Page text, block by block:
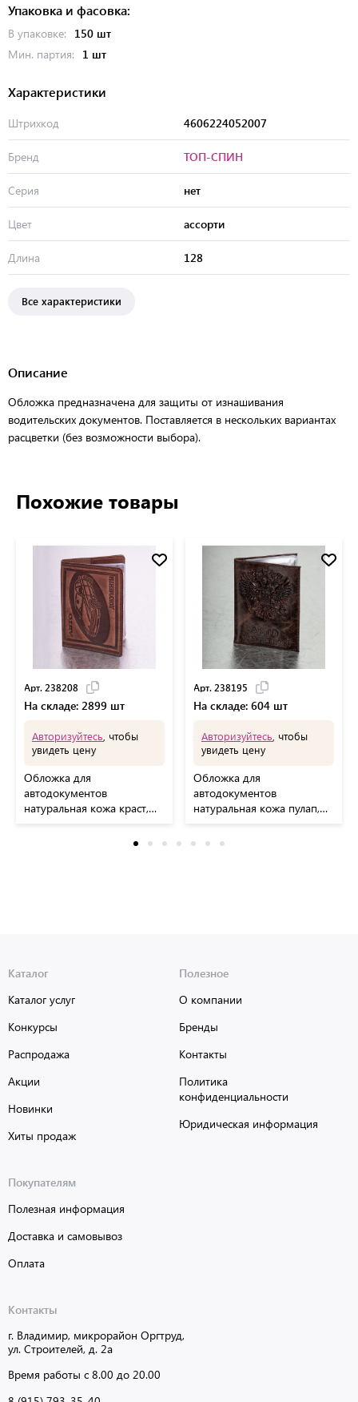
Упаковка и фасовка:
В упаковке:
150 шт
Мин. партия:
1 шт
Характеристики
Штрихкод 4606224052007
Бренд ТОП-СПИН
Серия нет
Цвет ассорти
Длина 128
Все характеристики
Описание
Обложка предназначена для защиты от изнашивания
водительских документов. Поставляется в нескольких вариантах
расцветки (без возможности выбора).
Похожие товары
Арт. 238208
На складе: 2899 шт
Авторизуйтесь , чтобы
увидеть цену
Обложка для
автодокументов
натуральная кожа краст,
Арт. 238195
На складе: 604 шт
Авторизуйтесь , чтобы
увидеть цену
Обложка для
автодокументов
натуральная кожа пулап,
темно-коричневая,
Каталог
Каталог услуг
Конкурсы
Распродажа
Акции
Новинки
Хиты продаж
Полезное
О компании
Бренды
Контакты
Политика
конфиденциальности
Юридическая информация
Покупателям
Полезная информация
Доставка и самовывоз
Оплата
Контакты
г. Владимир, микрорайон Оргтруд,
ул. Строителей, д. 2а
Время работы с 8.00 до 20.00